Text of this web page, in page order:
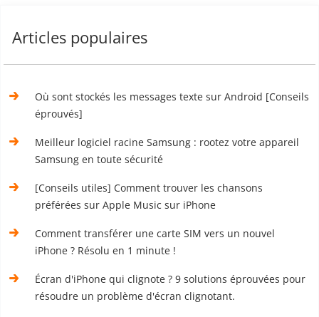
Articles populaires
Où sont stockés les messages texte sur Android [Conseils
éprouvés]
Meilleur logiciel racine Samsung : rootez votre appareil
Samsung en toute sécurité
[Conseils utiles] Comment trouver les chansons
préférées sur Apple Music sur iPhone
Comment transférer une carte SIM vers un nouvel
iPhone ? Résolu en 1 minute !
Écran d'iPhone qui clignote ? 9 solutions éprouvées pour
résoudre un problème d'écran clignotant.